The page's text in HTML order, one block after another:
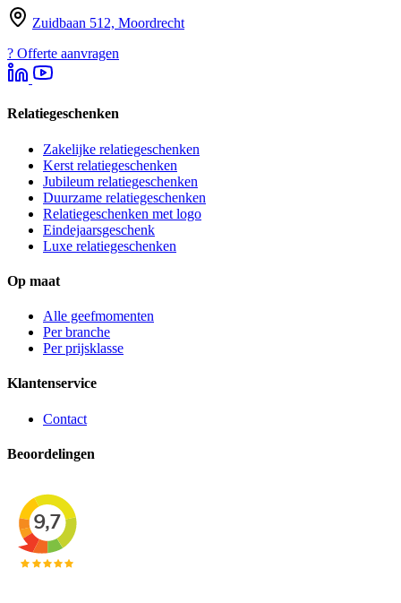
Zuidbaan 512, Moordrecht
? Offerte aanvragen
Relatiegeschenken
Zakelijke relatiegeschenken
Kerst relatiegeschenken
Jubileum relatiegeschenken
Duurzame relatiegeschenken
Relatiegeschenken met logo
Eindejaarsgeschenk
Luxe relatiegeschenken
Op maat
Alle geefmomenten
Per branche
Per prijsklasse
Klantenservice
Contact
Beoordelingen